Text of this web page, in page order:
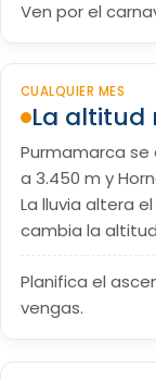
Ven por el
CUALQUIER MES
La altitud
Purmamarca se
a 3.450 m y
La lluvia altera
cambia la
Planifica el
vengas.